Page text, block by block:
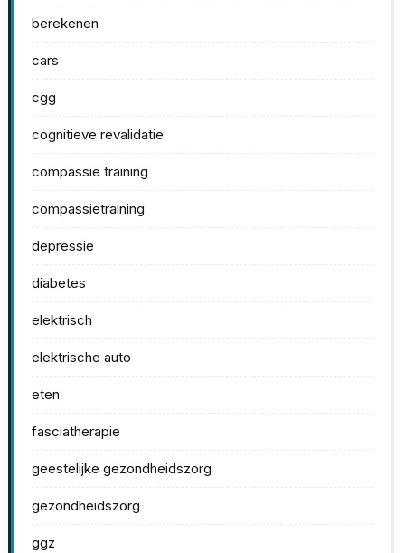
berekenen
cars
cgg
cognitieve revalidatie
compassie training
compassietraining
depressie
diabetes
elektrisch
elektrische auto
eten
fasciatherapie
geestelijke gezondheidszorg
gezondheidszorg
ggz